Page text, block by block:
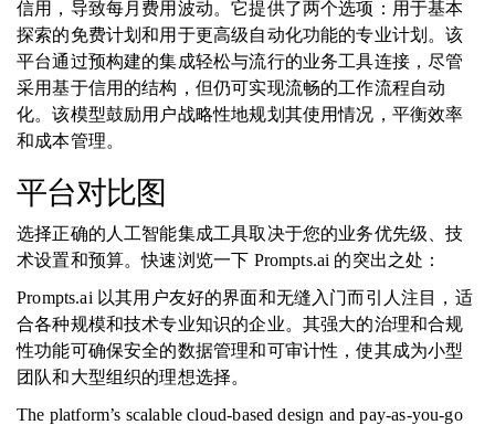
信用，导致每月费用波动。它提供了两个选项：用于基本
探索的免费计划和用于更高级自动化功能的专业计划。该
平台通过预构建的集成轻松与流行的业务工具连接，尽管
采用基于信用的结构，但仍可实现流畅的工作流程自动
化。该模型鼓励用户战略性地规划其使用情况，平衡效率
和成本管理。
平台对比图
选择正确的人工智能集成工具取决于您的业务优先级、技
术设置和预算。快速浏览一下 Prompts.ai 的突出之处：
Prompts.ai 以其用户友好的界面和无缝入门而引人注目，适
合各种规模和技术专业知识的企业。其强大的治理和合规
性功能可确保安全的数据管理和可审计性，使其成为小型
团队和大型组织的理想选择。
The platform’s scalable cloud-based design and pay-as-you-go